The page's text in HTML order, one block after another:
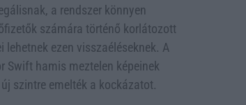
a rendszer könnyen
számára történő korlátozott
ezen visszaéléseknek. A
Swift hamis meztelen képeinek
szintre emelték a kockázatot.